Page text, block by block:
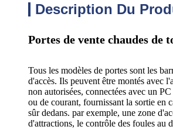
Description Du
Portes de vente chaudes de
Tous les modèles de portes sont les
d'accès. Ils peuvent être montés avec
non autorisées, connectées avec un
ou de courant, fournissant la sortie en
sûr dedans. par exemple, une zone
d'attractions, le contrôle des foules au